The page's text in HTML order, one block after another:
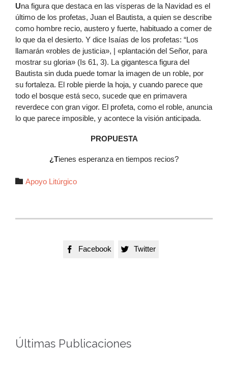
Una figura que destaca en las vísperas de la Navidad es el
último de los profetas, Juan el Bautista, a quien se describe
como hombre recio, austero y fuerte, habituado a comer de
lo que da el desierto. Y dice Isaías de los profetas: “Los
llamarán «robles de justicia», | «plantación del Señor, para
mostrar su gloria» (Is 61, 3). La gigantesca figura del
Bautista sin duda puede tomar la imagen de un roble, por
su fortaleza. El roble pierde la hoja, y cuando parece que
todo el bosque está seco, sucede que en primavera
reverdece con gran vigor. El profeta, como el roble, anuncia
lo que parece imposible, y acontece la visión anticipada.
PROPUESTA
¿Tienes esperanza en tiempos recios?
 Autor
Apoyo Litúrgico
 Facebook  Twitter
Últimas Publicaciones